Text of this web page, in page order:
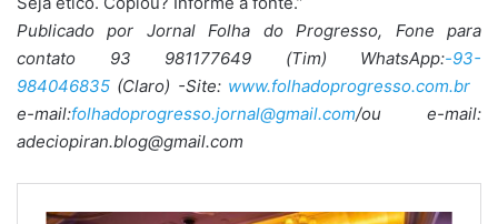
Publicado por Jornal Folha do Progresso, Fone para
contato 93 981177649 (Tim) WhatsApp:-93-
984046835 (Claro) -Site: www.folhadoprogresso.com.br
e-mail:folhadoprogresso.jornal@gmail.com/ou e-mail:
adeciopiran.blog@gmail.com